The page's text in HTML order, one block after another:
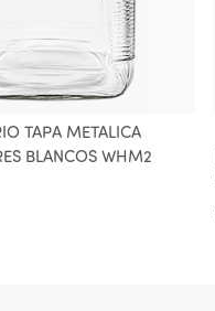
TAPA METALICA
BLANCOS WHM2